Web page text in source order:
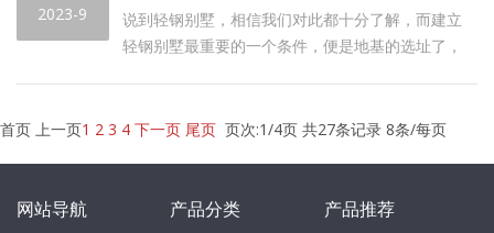
2023-9
说到轻钢别墅，相信我们对此都十分了解，而建立
轻钢别墅最重要的一个条件，便是地基的选址了，
首页 上一页1 2 3 4 下一页 尾页 页次:1/4页 共27条记录 8条/每页
网站导航 产品分类 产品推荐